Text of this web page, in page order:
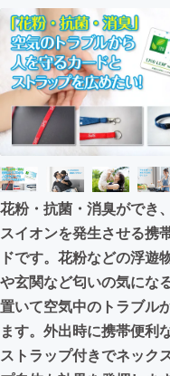
テクノロジー
映像・映画
ビジネス・起
まちづくり・
CAMPFIRE for
CAMPFIREふる
花粉・抗菌・消臭ができ
スイオンを発生させる携
ドです。花粉などの浮遊
や玄関など匂いの気にな
置いて空気中のトラブル
ます。外出時に携帯便利
ストラップ付きでネック